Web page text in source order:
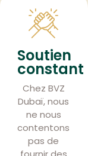
Soutien
constant
Chez BVZ
Dubaï, nous
ne nous
contentons
pas de